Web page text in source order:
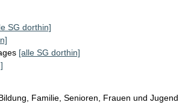
SG dorthin]
[alle SG dorthin]
Familie, Senioren, Frauen und Jugend